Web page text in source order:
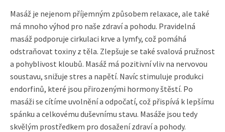
Masáž je nejenom příjemným způsobem relaxace, ale také
má mnoho výhod pro naše zdraví a pohodu. Pravidelná
masáž podporuje cirkulaci krve a lymfy, což pomáhá
odstraňovat toxiny z těla. Zlepšuje se také svalová pružnost
a pohyblivost kloubů. Masáž má pozitivní vliv na nervovou
soustavu, snižuje stres a napětí. Navíc stimuluje produkci
endorfinů, které jsou přirozenými hormony štěstí. Po
masáži se cítíme uvolnění a odpočatí, což přispívá k lepšímu
spánku a celkovému duševnímu stavu. Masáže jsou tedy
skvělým prostředkem pro dosažení zdraví a pohody.